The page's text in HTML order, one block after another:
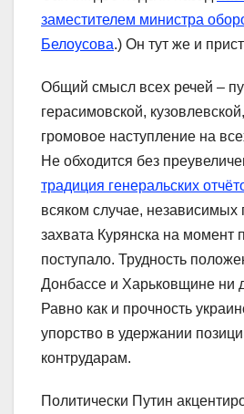
заместителем министра
Белоусова.) Он тут же и
Общий смысл всех речей –
герасимовской,
громовое наступление на
Не обходится без
традиция генеральских
всяком случае, независимых
захвата Курянска на момент
поступало. Трудность
Донбассе и Харьковщине ни
Равно как и прочность
упорство в удержании
контрударам.
Политически Путин